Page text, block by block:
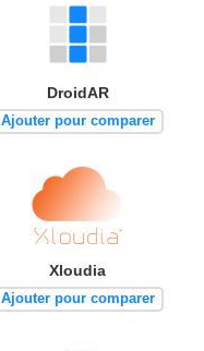
DroidAR
Ajouter pour comparer
Xloudia
Ajouter pour comparer